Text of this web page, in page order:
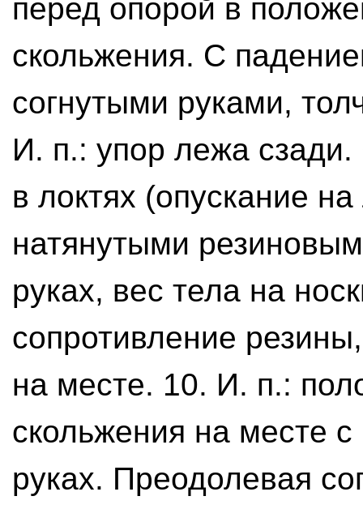
перед опорой в
скольжения. С
согнутыми руками,
И. п.: упор лежа сзади.
в локтях (опускание
натянутыми
руках, вес тела на
сопротивление
на месте. 10. И. п.:
скольжения на месте
руках. Преодолевая